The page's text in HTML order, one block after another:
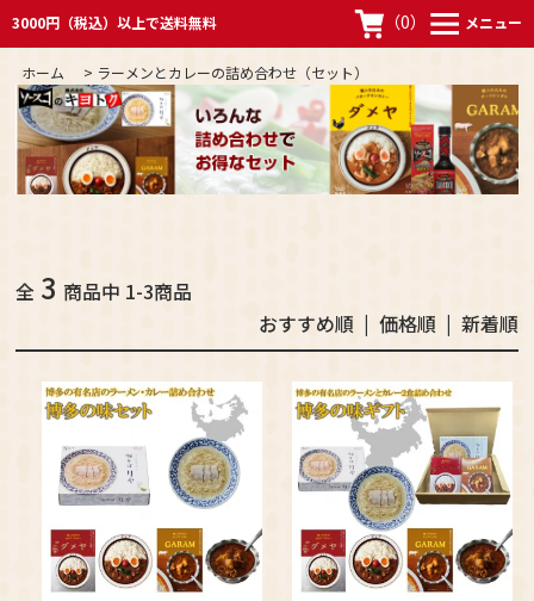
3000円（税込）以上で送料無料 （0） メニュー
ホーム > ラーメンとカレーの詰め合わせ（セット）
全 3 商品中 1-3商品
おすすめ順 | 価格順 | 新着順